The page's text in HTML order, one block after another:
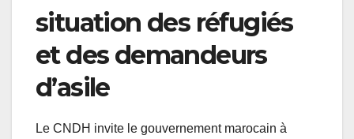
situation des réfugiés
et des demandeurs
d’asile
Le CNDH invite le gouvernement marocain à